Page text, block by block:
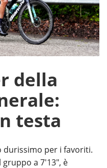
della
testa
durissimo per i favoriti.
a 7'13", è